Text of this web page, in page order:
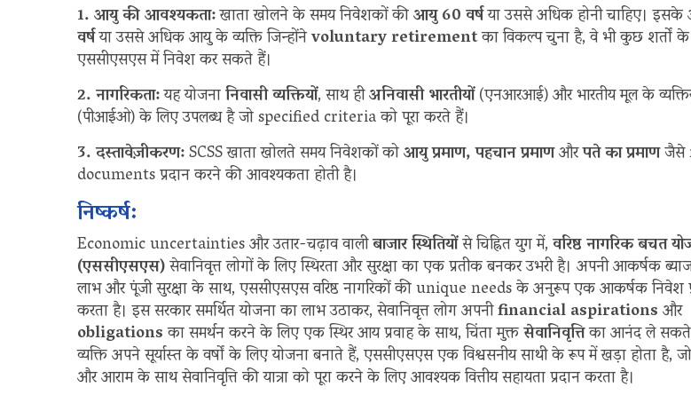
1. आयु की आवश्यकता:खाता खोलने के समय निवेशकों कीआयु 60 वर्षया उससे अधिक होनी चाहिए। इसके
वर्षया उससे अधिक आयु के व्यक्ति जिन्होंनेvoluntary retirementका विकल्प चुना है, वे भी कुछ शर्तों
एससीएसएस में निवेश कर सकते हैं।
2. नागरिकता:यह योजनानिवासी व्यक्तियों, साथ हीअनिवासी भारतीयों(एनआरआई) और भारतीय मूल के
(पीआईओ) के लिए उपलब्ध है जो specified criteria को पूरा करते हैं।
3. दस्तावेज़ीकरण:SCSS खाता खोलते समय निवेशकों कोआयु प्रमाण, पहचान प्रमाणऔरपते का प्रमाणजैसे
documents प्रदान करने की आवश्यकता होती है।
निष्कर्ष:
Economic uncertainties और उतार-चढ़ाव वालीबाजार स्थितियोंसे चिह्नित युग में,वरिष्ठ नागरिक बचत
(एससीएसएस)सेवानिवृत्त लोगों के लिए स्थिरता और सुरक्षा का एक प्रतीक बनकर उभरी है। अपनी आकर्षक
लाभ और पूंजी सुरक्षा के साथ, एससीएसएस वरिष्ठ नागरिकों की unique needs के अनुरूप एक आकर्षक निवेश
करता है। इस सरकार समर्थित योजना का लाभ उठाकर, सेवानिवृत्त लोग अपनीfinancial aspirationsऔर
obligationsका समर्थन करने के लिए एक स्थिर आय प्रवाह के साथ, चिंता मुक्तसेवानिवृत्तिका आनंद ले सकते
व्यक्ति अपने सूर्यास्त के वर्षों के लिए योजना बनाते हैं, एससीएसएस एक विश्वसनीय साथी के रूप में खड़ा होता है,
और आराम के साथ सेवानिवृत्ति की यात्रा को पूरा करने के लिए आवश्यक वित्तीय सहायता प्रदान करता है।